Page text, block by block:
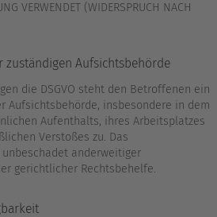
VERWENDET (WIDERSPRUCH NACH
zuständigen Aufsichts­behörde
die DSGVO steht den Betroffenen ein
Aufsichtsbehörde, insbesondere in dem
Aufenthalts, ihres Arbeitsplatzes
Verstoßes zu. Das
anderweitiger
gerichtlicher Rechtsbehelfe.